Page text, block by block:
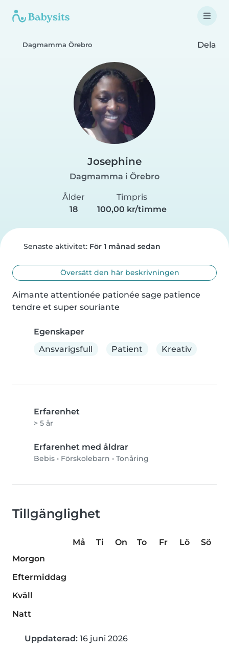
Dagmamma Örebro Dela
Josephine
Dagmamma i Örebro
Ålder
18
Timpris
100,00 kr/timme
Senaste aktivitet: För 1 månad sedan
Översätt den här beskrivningen
Aimante attentionée pationée sage patience
tendre et super souriante
Egenskaper
Ansvarigsfull
Patient Kreativ
Erfarenhet
> 5 år
Erfarenhet med åldrar
Bebis • Förskolebarn • Tonåring
Tillgänglighet
Må Ti On To Fr Lö
Sö
Morgon
Eftermiddag
Kväll
Natt
Uppdaterad: 16 juni 2026